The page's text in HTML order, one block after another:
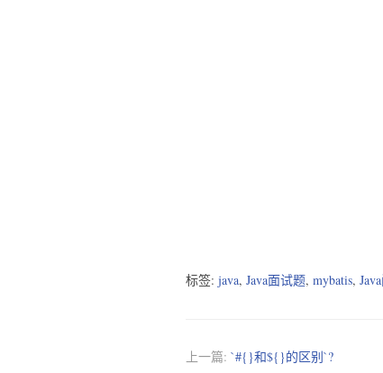
标签: java, Java面试题, mybatis,
上一篇: `#{}和${}的区别`?